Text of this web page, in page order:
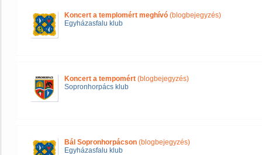
Koncert a templomért meghívó (blogbejegyzés)
Egyházasfalu klub
Koncert a tempomért (blogbejegyzés)
Sopronhorpács klub
Bál Sopronhorpácson (blogbejegyzés)
Egyházasfalu klub